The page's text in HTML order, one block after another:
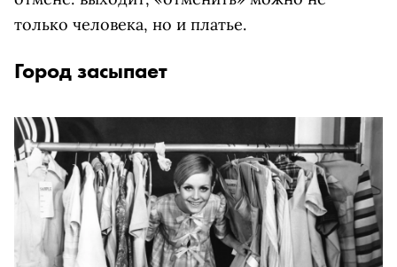
только человека, но и платье.
Город засыпает